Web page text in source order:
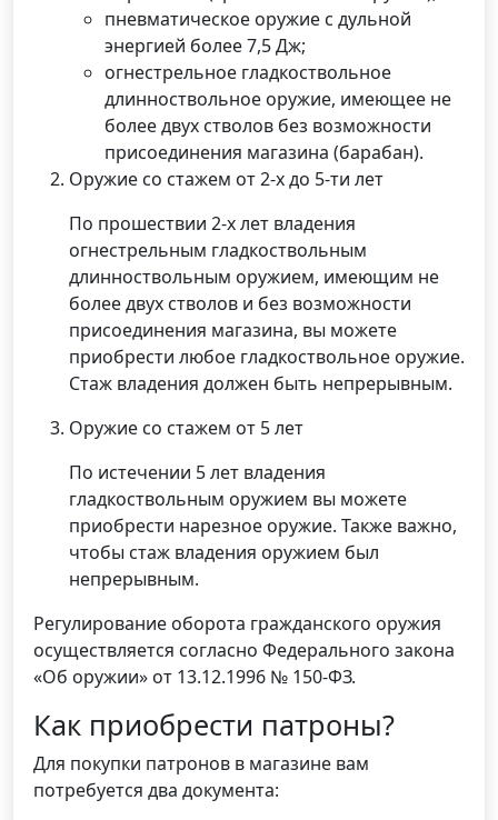
пневматическое оружие с дульной
энергией более 7,5 Дж;
огнестрельное гладкоствольное
длинноствольное оружие, имеющее не
более двух стволов без возможности
присоединения магазина (барабан).
Оружие со стажем от 2-х до 5-ти лет
По прошествии 2-х лет владения
огнестрельным гладкоствольным
длинноствольным оружием, имеющим не
более двух стволов и без возможности
присоединения магазина, вы можете
приобрести любое гладкоствольное оружие.
Стаж владения должен быть непрерывным.
Оружие со стажем от 5 лет
По истечении 5 лет владения
гладкоствольным оружием вы можете
приобрести нарезное оружие. Также важно,
чтобы стаж владения оружием был
непрерывным.
Регулирование оборота гражданского оружия
осуществляется согласно Федерального закона
«Об оружии» от 13.12.1996 № 150-ФЗ.
Как приобрести патроны?
Для покупки патронов в магазине вам
потребуется два документа: